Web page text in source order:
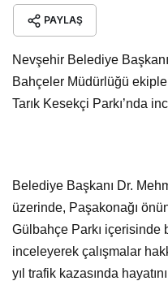
PAYLAŞ
Nevşehir Belediye
Bahçeler Müdürlüğü
Tarık Kesekçi Parkı’nda
Belediye Başkanı Dr.
üzerinde, Paşakonağı
Gülbahçe Parkı içerisinde
inceleyerek çalışmalar
yıl trafik kazasında